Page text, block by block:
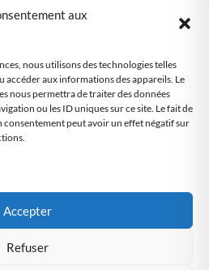
aux
nous utilisons des technologies telles
accéder aux informations des appareils. Le
nous permettra de traiter des données
ou les ID uniques sur ce site. Le fait de
consentement peut avoir un effet négatif sur
Accepter
Refuser